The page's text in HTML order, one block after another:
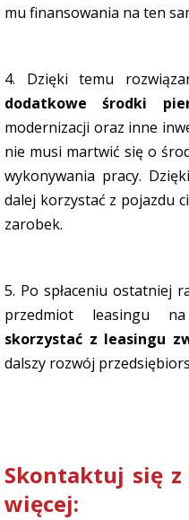
mu finansowania na ten
4. Dzięki temu
dodatkowe środki
modernizacji oraz inne
nie musi martwić się o
wykonywania pracy.
dalej korzystać z pojazdu
zarobek.
5. Po spłaceniu ostatniej
przedmiot leasingu
skorzystać z leasingu
dalszy rozwój
Skontaktuj się
więcej: